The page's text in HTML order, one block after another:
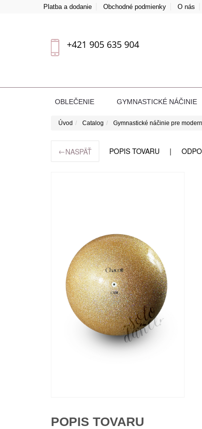
Platba a dodanie Obchodné podmienky O nás
+421 905 635 904
OBLEČENIE GYMNASTICKÉ NÁČINIE
Úvod Catalog Gymnastické náčinie pre
←NASPÄŤ POPIS TOVARU
POPIS TOVARU